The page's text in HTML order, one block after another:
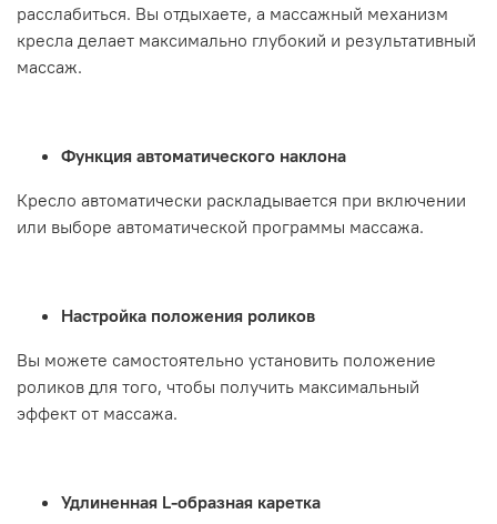
расслабиться. Вы отдыхаете, а массажный механизм
кресла делает максимально глубокий и результативный
массаж.
Функция автоматического наклона
Кресло автоматически раскладывается при включении
или выборе автоматической программы массажа.
Настройка положения роликов
Вы можете самостоятельно установить положение
роликов для того, чтобы получить максимальный
эффект от массажа.
Удлиненная L-образная каретка